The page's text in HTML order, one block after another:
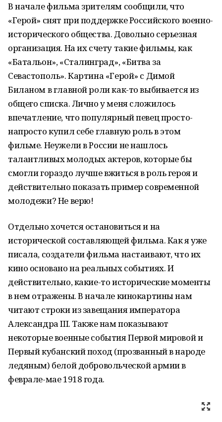
В начале фильма зрителям сообщили, что
«Герой» снят при поддержке Российского военно-
исторического общества. Довольно серьезная
организация. На их счету такие фильмы, как
«Батальон», «Сталинград», «Битва за
Севастополь». Картина «Герой» с Димой
Биланом в главной роли как-то выбивается из
общего списка. Лично у меня сложилось
впечатление, что популярный певец просто-
напросто купил себе главную роль в этом
фильме. Неужели в России не нашлось
талантливых молодых актеров, которые бы
смогли гораздо лучше вжиться в роль героя и
действительно показать пример современной
молодежи? Не верю!
Отдельно хочется остановиться и на
исторической составляющей фильма. Как я уже
писала, создатели фильма настаивают, что их
кино основано на реальных событиях. И
действительно, какие-то исторические моменты
в нем отражены. В начале кинокартины нам
читают строки из завещания императора
Александра III. Также нам показывают
некоторые военные события Первой мировой и
Первый кубанский поход (прозванный в народе
ледяным) белой добровольческой армии в
феврале-мае 1918 года.